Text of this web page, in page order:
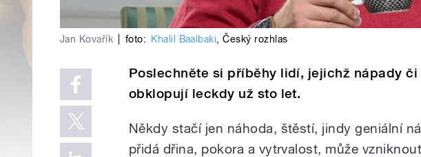
Jan Kovařík foto: Khalil Baalbaki,Český rozhlas
Poslechněte si příběhy lidí, jejichž nápady či
obklopují leckdy už sto let.
Někdy stačí jen náhoda, štěstí, jindy geniální
přidá dřina, pokora a vytrvalost, může